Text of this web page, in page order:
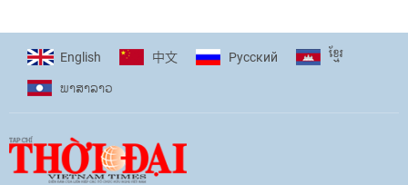
English 中文 Pусский ខ្មែរ
ພາ​ສາ​ລາວ